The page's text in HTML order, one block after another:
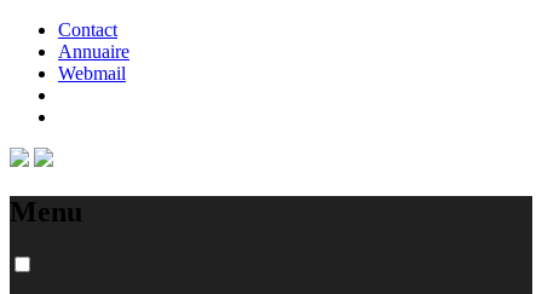
Contact
Annuaire
Webmail
Menu